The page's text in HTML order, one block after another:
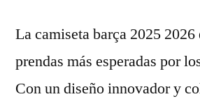
La camiseta barça 2025 2026
prendas más esperadas por
Con un diseño innovador y